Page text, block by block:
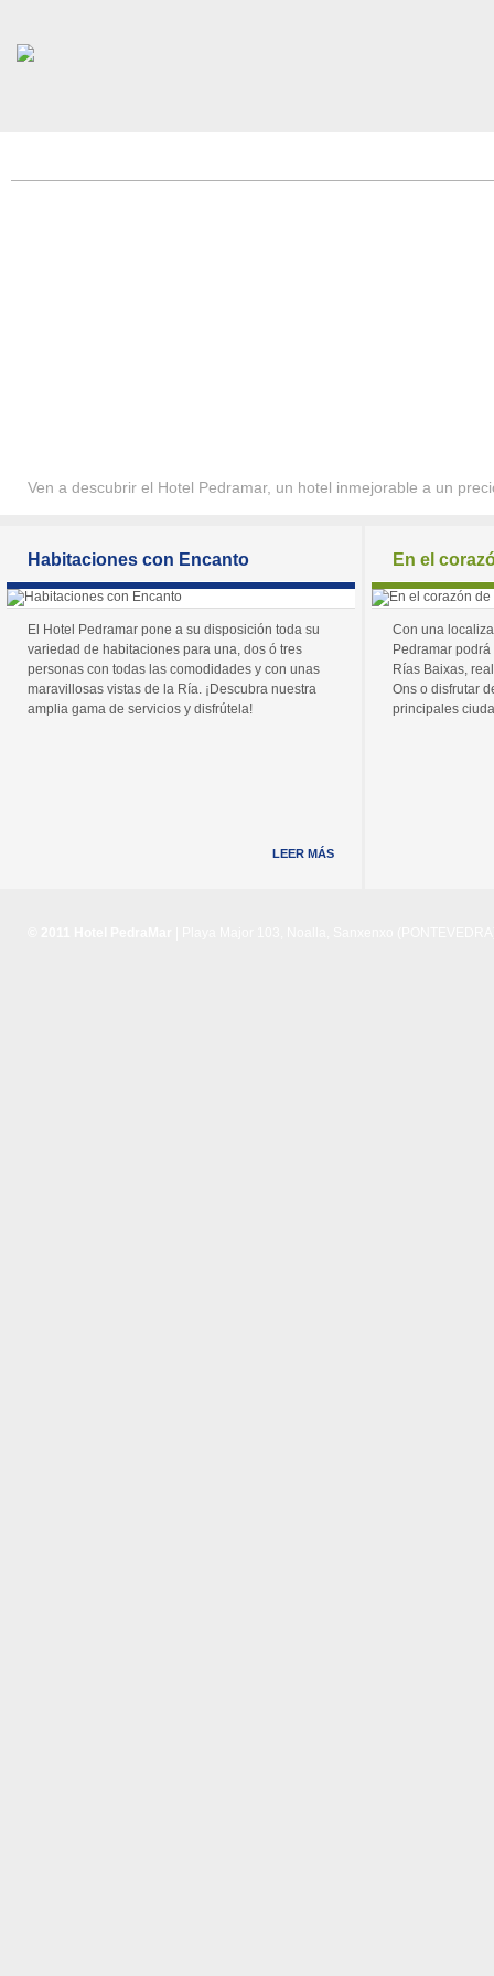
Ven a descubrir el Hotel Pedramar, un hotel inmejorable a un
Habitaciones con Encanto
El Hotel Pedramar pone a su disposición toda su
variedad de habitaciones para una, dos ó tres
personas con todas las comodidades y con unas
maravillosas vistas de la Ría. ¡Descubra nuestra
amplia gama de servicios y disfrútela!
LEER MÁS
En el
Con una
Pedramar
Rías Baixas,
Ons o disfrutar
principales